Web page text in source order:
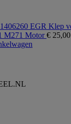
EGR Klep
M271 Motor€ 25,00